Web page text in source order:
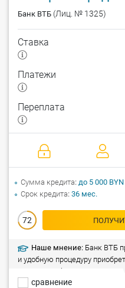
Банк ВТБ (Лиц. № 1325)
сравнение
Ставка
Платежи
Переплата
72
Сумма кредита до 5 000 BYN
Срок кредита 36 мес.
Наше мнение: Банк ВТБ
и удобную процедуру
посещения банка,
дополнительных комиссий,